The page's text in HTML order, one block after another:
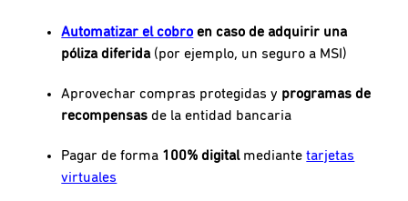
Automatizar el cobro en caso de adquirir una
póliza diferida (por ejemplo, un seguro a MSI)
Aprovechar compras protegidas y programas de
recompensasde la entidad bancaria
Pagar de forma 100% digital mediantetarjetas
virtuales